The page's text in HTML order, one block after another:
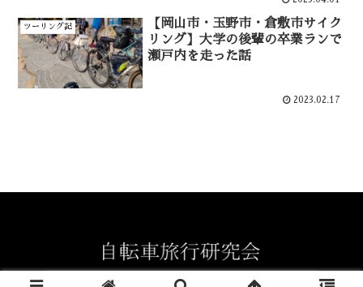
ツーリング記
【岡山市・玉野市・倉敷市サイク
リング】大学の後輩の卒業ランで
瀬戸内を走った話
2023.02.17